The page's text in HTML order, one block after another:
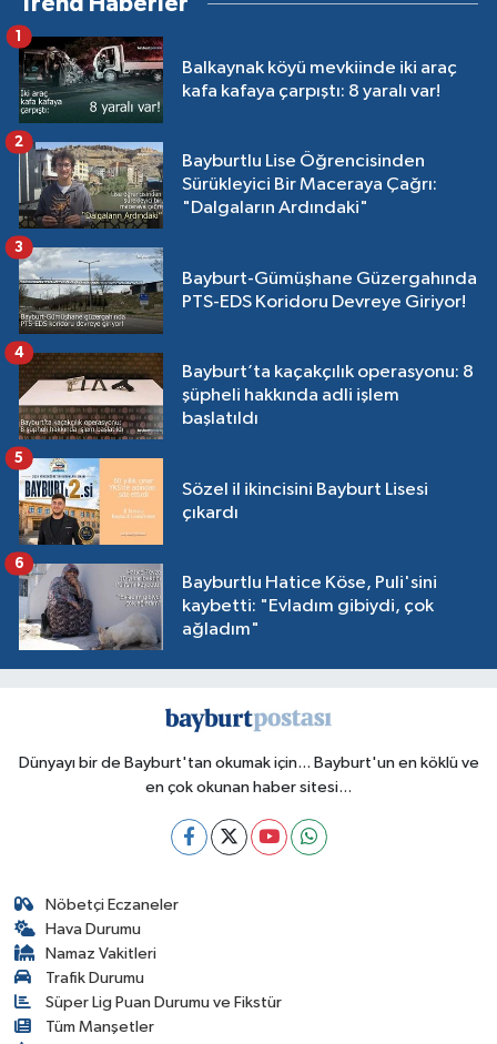
Balkaynak köyü mevkiinde iki araç
kafa kafaya çarpıştı: 8 yaralı var!
1
Bayburtlu Lise Öğrencisinden
Sürükleyici Bir Maceraya Çağrı:
"Dalgaların Ardındaki"
2
Bayburt-Gümüşhane Güzergahında
PTS-EDS Koridoru Devreye Giriyor!
3
Bayburt’ta kaçakçılık operasyonu: 8
şüpheli hakkında adli işlem
başlatıldı
4
Sözel il ikincisini Bayburt Lisesi
çıkardı
5
Bayburtlu Hatice Köse, Puli'sini
kaybetti: "Evladım gibiydi, çok
ağladım"
6
Dünyayı bir de Bayburt'tan okumak için... Bayburt'un en köklü ve
en çok okunan haber sitesi...
Nöbetçi Eczaneler
Hava Durumu
Namaz Vakitleri
Trafik Durumu
Süper Lig Puan Durumu ve Fikstür
Tüm Manşetler